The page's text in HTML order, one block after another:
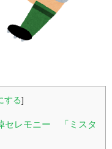
する]
セレモニー 「ミスタ